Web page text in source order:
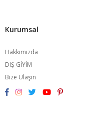
Kurumsal
Hakkımızda
DIŞ GİYİM
Bize Ulaşın